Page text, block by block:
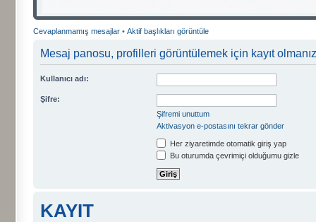
Cevaplanmamış mesajlar • Aktif başlıkları görüntüle
Mesaj panosu, profilleri görüntülemek için kayıt
Kullanıcı adı:
Şifre:
Şifremi unuttum
Aktivasyon e-postasını tekrar gönder
Her ziyaretimde otomatik giriş yap
Bu oturumda çevrimiçi olduğumu gizle
KAYIT